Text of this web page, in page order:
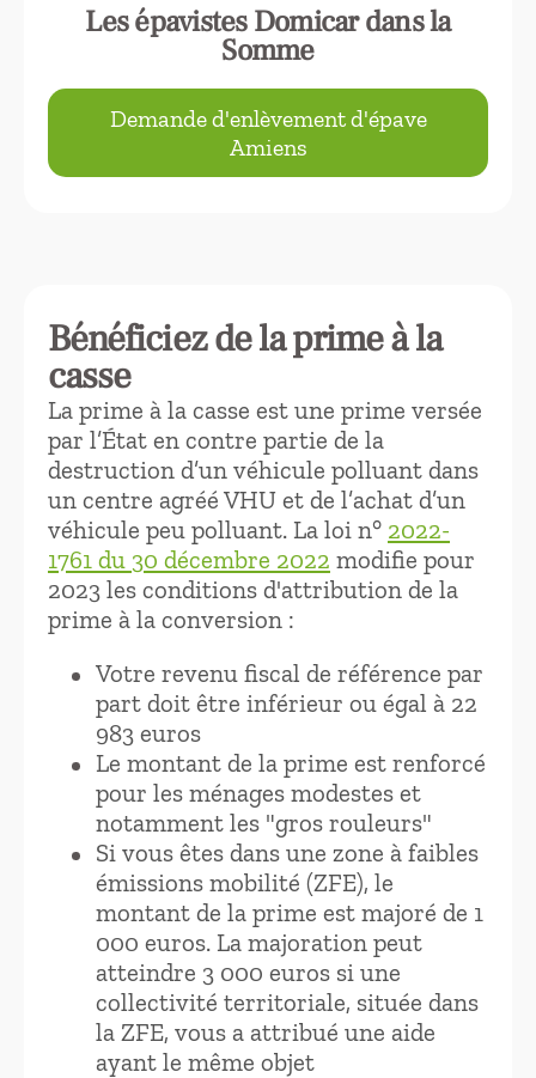
Les épavistes Domicar dans la
Somme
Demande d'enlèvement d'épave
Amiens
Bénéficiez de la prime à la
casse
La prime à la casse est une prime versée
par l’État en contre partie de la
destruction d’un véhicule polluant dans
un centre agréé VHU et de l’achat d’un
véhicule peu polluant. La loi n° 2022-
1761 du 30 décembre 2022 modifie pour
2023 les conditions d'attribution de la
prime à la conversion :
Votre revenu fiscal de référence par
part doit être inférieur ou égal à 22
983 euros
Le montant de la prime est renforcé
pour les ménages modestes et
notamment les "gros rouleurs"
Si vous êtes dans une zone à faibles
émissions mobilité (ZFE), le
montant de la prime est majoré de 1
000 euros. La majoration peut
atteindre 3 000 euros si une
collectivité territoriale, située dans
la ZFE, vous a attribué une aide
ayant le même objet